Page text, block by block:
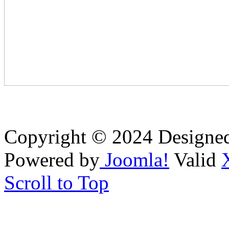
Copyright © 2024
Powered by Joomla! Valid
Scroll to Top